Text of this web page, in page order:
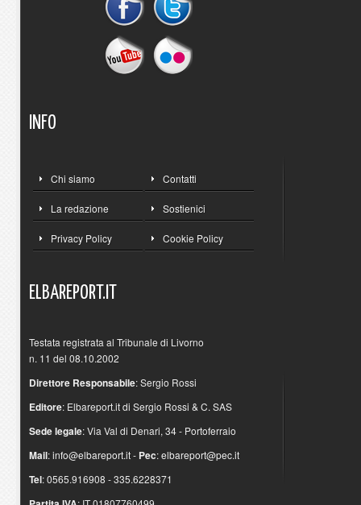
INFO
Chi siamo Contatti
La redazione Sostienici
Privacy Policy Cookie Policy
ELBAREPORT.IT
Testata registrata al Tribunale di Livorno
n. 11 del 08.10.2002
Direttore Responsabile: Sergio Rossi
Editore: Elbareport.it di Sergio Rossi & C. SAS
Sede legale: Via Val di Denari, 34 - Portoferraio
Mail:info@elbareport.it- Pec:elbareport@pec.it
Tel: 0565.916908 - 335.6228371